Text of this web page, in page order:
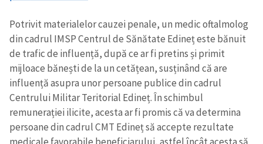
Potrivit materialelor cauzei penale, un medic oftalmolog
din cadrul IMSP Centrul de Sănătate Edineț este bănuit
de trafic de influență, după ce ar fi pretins și primit
mijloace bănești de la un cetățean, susținând că are
influență asupra unor persoane publice din cadrul
Centrului Militar Teritorial Edineț. În schimbul
remunerației ilicite, acesta ar fi promis că va determina
persoane din cadrul CMT Edineț să accepte rezultate
medicale favorabile beneficiarului, astfel încât acesta să